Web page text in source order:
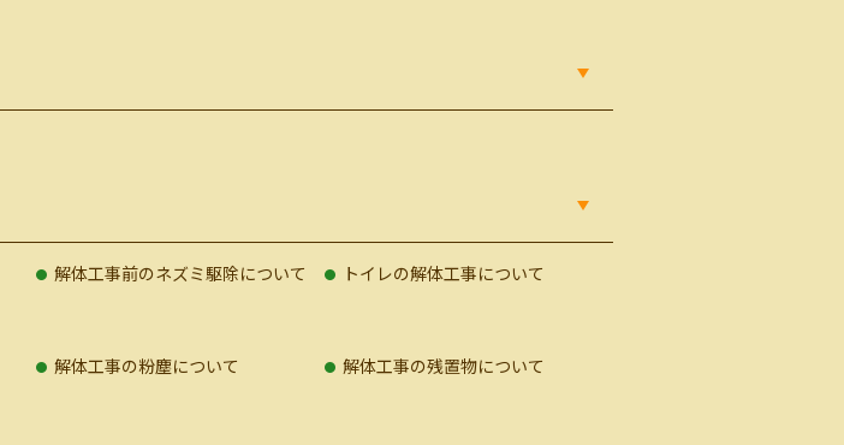
解体工事前のネズミ駆除について トイレの解体工事について
解体工事の粉塵について 解体工事の残置物について